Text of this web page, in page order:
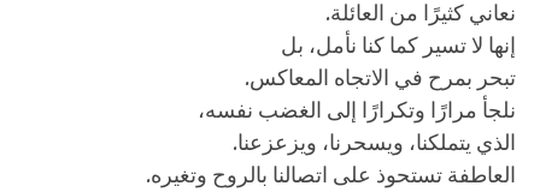
نعاني كثيرًا من العائلة.
إنها لا تسير كما كنا نأمل، بل
تبحر بمرح في الاتجاه المعاكس.
نلجأ مرارًا وتكرارًا إلى الغضب نفسه،
الذي يتملكنا، ويسحرنا، ويزعزعنا.
العاطفة تستحوذ على اتصالنا بالروح وتغيره.